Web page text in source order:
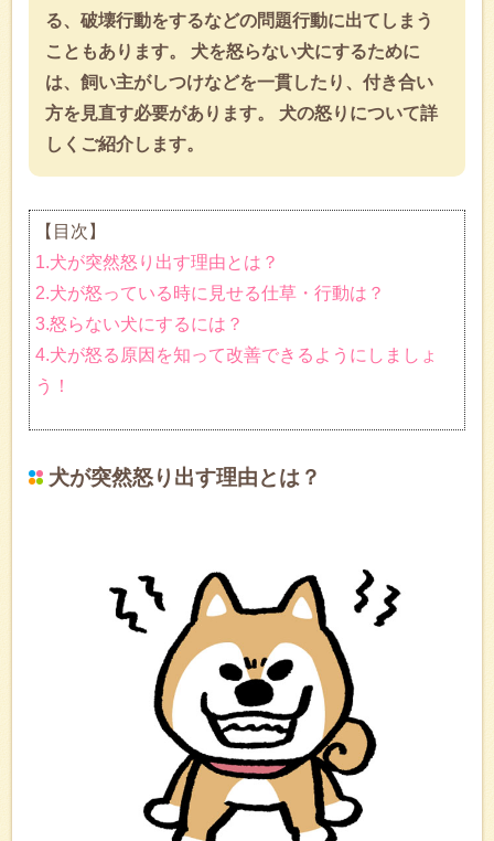
る、破壊行動をするなどの問題行動に出てしまう
こともあります。 犬を怒らない犬にするために
は、飼い主がしつけなどを一貫したり、付き合い
方を見直す必要があります。 犬の怒りについて詳
しくご紹介します。
【目次】
1.犬が突然怒り出す理由とは？
2.犬が怒っている時に見せる仕草・行動は？
3.怒らない犬にするには？
4.犬が怒る原因を知って改善できるようにしましょ
う！
犬が突然怒り出す理由とは？